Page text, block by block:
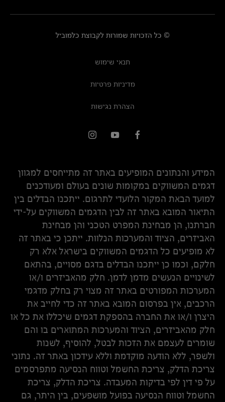
© כל הזכויות שמורות לקבוצת כלמוביל
תנאי שימוש
מדיניות פרטיות
הצהרת נגישות
המידע והנתונים המופיעים באתר זה מתייחסים למגוון
דגמים המשווקים במקומות שונים בעולם ומעודכנים
למועד הבאת המקור הלועדי לתרגום. ייתכנו הבדלים בין
התיאור המובא באתר זה לבין הדגמים המשווקים על-ידי
חברתנו, הן מבחינת המפרט הטכני והן מבחינת
האביזרים, הציוד והמערכות הנלוות. ייתכן כי באתר זה
לא מופיעים כל הדגמים המשווקים בישראל אלא רק
חלקם, וכמו כן ייתכנו הבדלים בדגם מסויים, בהתאם
לשינויים הנעשים מדמן לדמן. חלק מהאביזרים ו/או
המערכות המפורטים באתר זה מצוי רק בחלק מדגמי
הרכבים, אין בפרסום המובא באתר זה כדי לחייב את
היצרן ו/או את החברה בהספקת דגמים שיכללו את כל או
חלק מהאביזרים, הציוד והמערכות המתוארים בו והם
שומרים לעצמם את הזכות לבטל, להוסיף, לשנות
ולשפר, ללא הודעה מוקדמת וללא עידכון באתר זה. נתוני
צריכת הדלק, צריכת החשמל וטווח הנסיעה מתפרסמים
על פי דין לפי בדיקות המעבדה. צריכת הדלק, צריכת
החשמל וטווח הנסיעה בפועל מושפעים, בין היתר, גם